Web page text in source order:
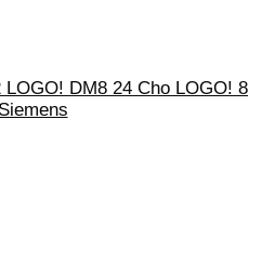
LOGO! DM8 24 Cho LOGO! 8
Siemens